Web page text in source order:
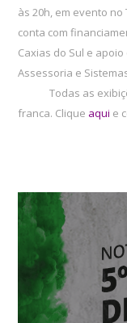
às 20h, em evento no
conta com
Caxias do Sul e
Assessoria e
Todas as
franca. Clique aqui e